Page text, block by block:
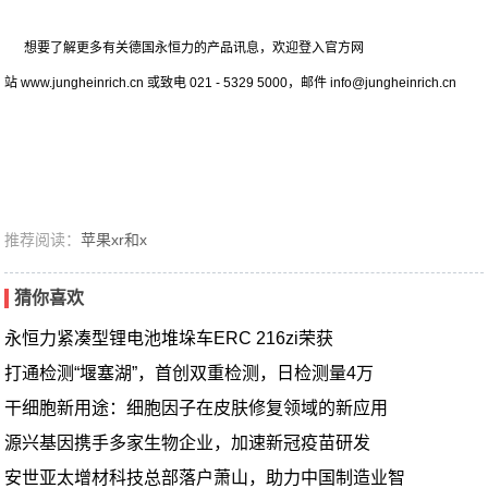
想要了解更多有关德国永恒力的产品讯息，欢迎登入官方网
站 www.jungheinrich.cn 或致电 021 - 5329 5000，邮件 info@jungheinrich.cn
推荐阅读：苹果xr和x
猜你喜欢
永恒力紧凑型锂电池堆垛车ERC 216zi荣获
打通检测“堰塞湖”，首创双重检测，日检测量4万
干细胞新用途：细胞因子在皮肤修复领域的新应用
源兴基因携手多家生物企业，加速新冠疫苗研发
安世亚太增材科技总部落户萧山，助力中国制造业智